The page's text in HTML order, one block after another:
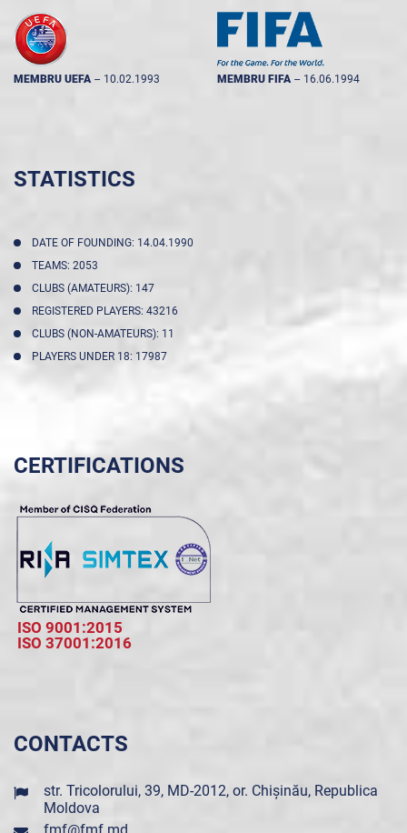
MEMBRU UEFA -- 10.02.1993 MEMBRU FIFA -- 16.06.1994
STATISTICS
DATE OF FOUNDING: 14.04.1990
TEAMS: 2053
CLUBS (AMATEURS): 147
REGISTERED PLAYERS: 43216
CLUBS (NON-AMATEURS): 11
PLAYERS UNDER 18: 17987
CERTIFICATIONS
ISO 9001:2015
ISO 37001:2016
CONTACTS
str. Tricolorului, 39, MD-2012, or. Chișinău, Republica
Moldova